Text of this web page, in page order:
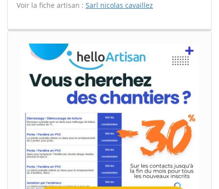
Voir la fiche artisan : Sarl nicolas cavaillez